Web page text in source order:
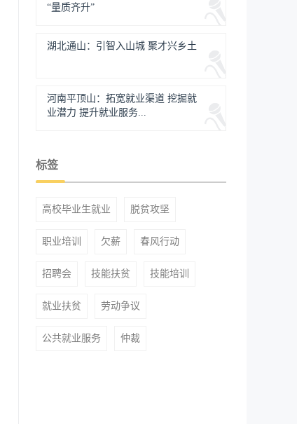
“量质齐升”
湖北通山：引智入山城 聚才兴乡土
河南平顶山：拓宽就业渠道 挖掘就
业潜力 提升就业服务...
标签
高校毕业生就业 脱贫攻坚
职业培训 欠薪 春风行动
招聘会 技能扶贫 技能培训
就业扶贫 劳动争议
公共就业服务 仲裁